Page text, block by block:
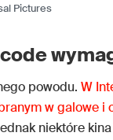
Pictures
powodu. W
w galowe i
niektóre